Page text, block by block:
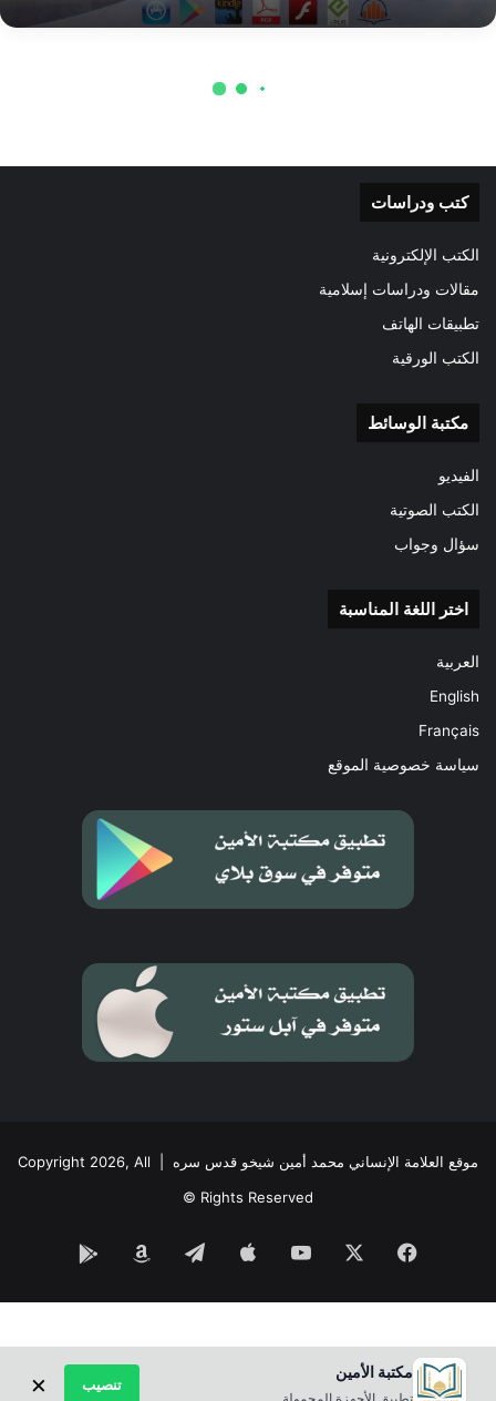
كتب ودراسات
الكتب الإلكترونية
مقالات ودراسات إسلامية
تطبيقات الهاتف
الكتب الورقية
مكتبة الوسائط
الفيديو
الكتب الصوتية
سؤال وجواب
اختر اللغة المناسبة
العربية
English
Français
سياسة خصوصية الموقع
موقع العلامة الإنساني محمد أمين شيخو قدس سره
| Copyright 2026, All
Rights Reserved ©
فيسبوك ‫YouTube تيلقرام Amazon
Play
مكتبة الأمين
تطبيق الأجهزة المحمولة.
تنصيب ×